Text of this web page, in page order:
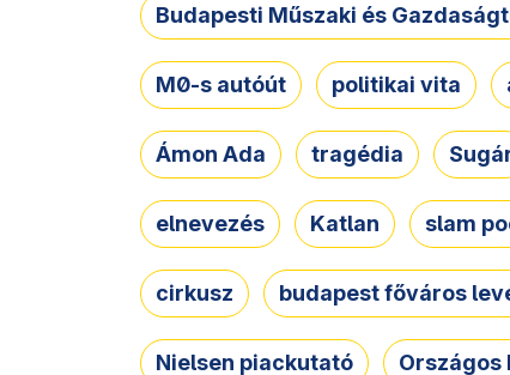
Budapesti Műszaki és
M0-s autóút politikai vita
Ámon Ada tragédia
elnevezés Katlan slam
cirkusz budapest főváros
Nielsen piackutató Országos